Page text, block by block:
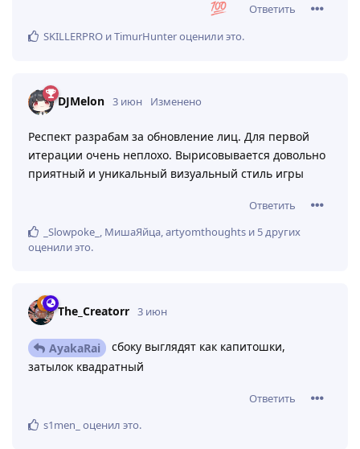
Ответить
SKILLERPRO иTimurHunterоценили это.
DJMelon 3 июн Изменено
Респект разрабам за обновление лиц. Для первой
итерации очень неплохо. Вырисовывается довольно
приятный и уникальный визуальный стиль игры
Ответить
_Slowpoke_ , МишаЯйца,artyomthoughts и 5других
оценили это.
The_Creatorr 3 июн
AyakaRai
сбоку выглядят как капитошки,
затылок квадратный
Ответить
s1men_ оценил это.